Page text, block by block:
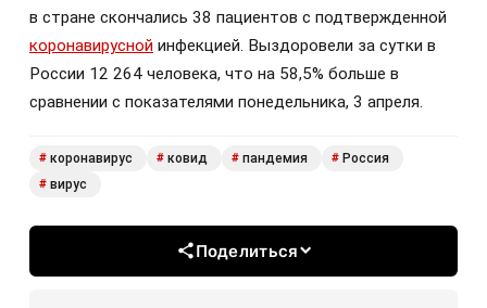
в стране скончались 38 пациентов с подтвержденной
коронавирусной инфекцией. Выздоровели за сутки в
России 12 264 человека, что на 58,5% больше в
сравнении с показателями понедельника, 3 апреля.
# коронавирус # ковид # пандемия # Россия
# вирус
Поделиться